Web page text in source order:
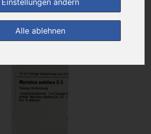
Einstellungen ändern
Alle ablehnen